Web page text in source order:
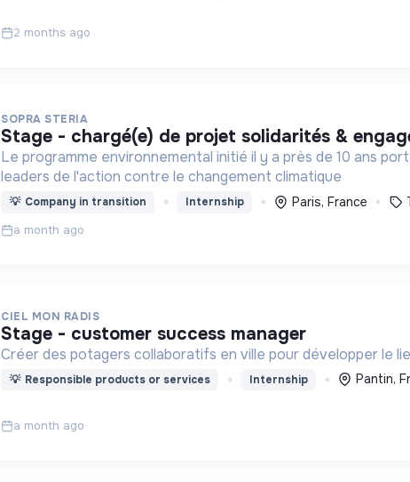
2 months ago
SOPRA STERIA
stage - chargé(e) de projet solidarités &
Le programme environnemental initié il y a près de 10 ans
leaders de l'action contre le changement climatique
💡 Company in transition Internship Paris, France
a month ago
CIEL MON RADIS
stage - customer success manager
Créer des potagers collaboratifs en ville pour développer le
💡 Responsible products or services Internship Pantin,
a month ago